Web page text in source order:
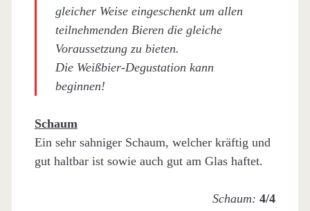
gleicher Weise eingeschenkt um allen
teilnehmenden Bieren die gleiche
Voraussetzung zu bieten.
Die Weißbier-Degustation kann
beginnen!
Schaum
Ein sehr sahniger Schaum, welcher kräftig und
gut haltbar ist sowie auch gut am Glas haftet.
Schaum:4/4